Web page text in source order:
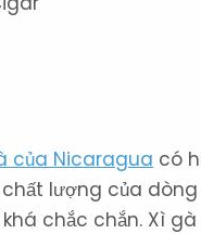
của Nicaragua có
lượng của
chắc chắn. Xì